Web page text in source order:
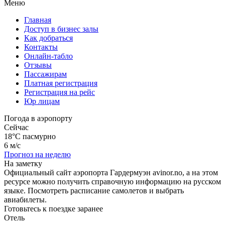
Меню
Главная
Доступ в бизнес залы
Как добраться
Контакты
Онлайн-табло
Отзывы
Пассажирам
Платная регистрация
Регистрация на рейс
Юр лицам
Погода в аэропорту
Сейчас
18°C пасмурно
6 м/с
Прогноз на неделю
На заметку
Официальный сайт аэропорта Гардермуэн avinor.no, а на этом
ресурсе можно получить справочную информацию на русском
языке. Посмотреть расписание самолетов и выбрать
авиабилеты.
Готовьтесь к поездке заранее
Отель